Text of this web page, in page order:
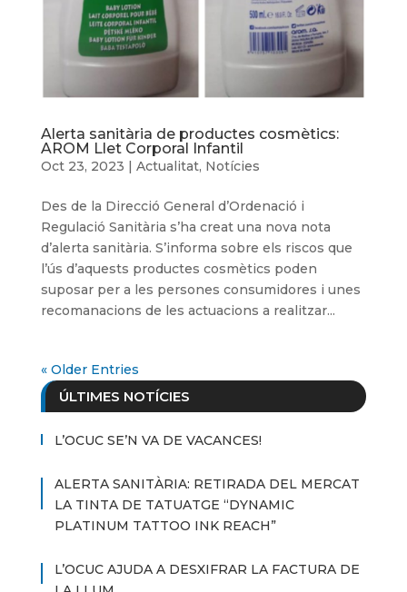
Alerta sanitària de productes cosmètics:
AROM Llet Corporal Infantil
Oct 23, 2023 | Actualitat, Notícies
Des de la Direcció General d’Ordenació i
Regulació Sanitària s’ha creat una nova nota
d’alerta sanitària. S’informa sobre els riscos que
l’ús d’aquests productes cosmètics poden
suposar per a les persones consumidores i unes
recomanacions de les actuacions a realitzar...
« Older Entries
ÚLTIMES NOTÍCIES
L’OCUC SE’N VA DE VACANCES!
ALERTA SANITÀRIA: RETIRADA DEL MERCAT
LA TINTA DE TATUATGE “DYNAMIC
PLATINUM TATTOO INK REACH”
L’OCUC AJUDA A DESXIFRAR LA FACTURA DE